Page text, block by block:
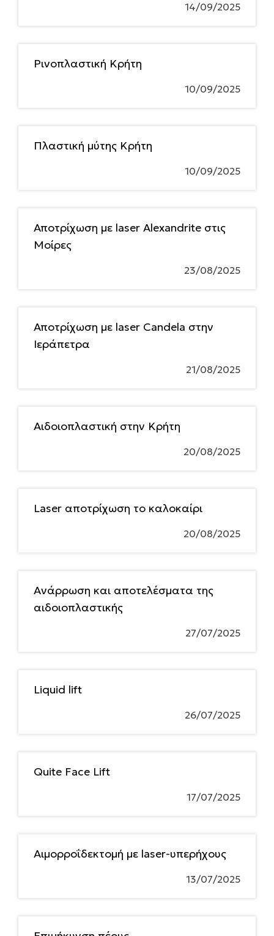
14/09/2025
Ρινοπλαστική Κρήτη
10/09/2025
Πλαστική μύτης Κρήτη
10/09/2025
Αποτρίχωση με laser Alexandrite στις
Μοίρες
23/08/2025
Αποτρίχωση με laser Candela στην
Ιεράπετρα
21/08/2025
Αιδοιοπλαστική στην Κρήτη
20/08/2025
Laser αποτρίχωση το καλοκαίρι
20/08/2025
Ανάρρωση και αποτελέσματα της
αιδοιοπλαστικής
27/07/2025
Liquid lift
26/07/2025
Quite Face Lift
17/07/2025
Αιμορροΐδεκτομή με laser-υπερήχους
13/07/2025